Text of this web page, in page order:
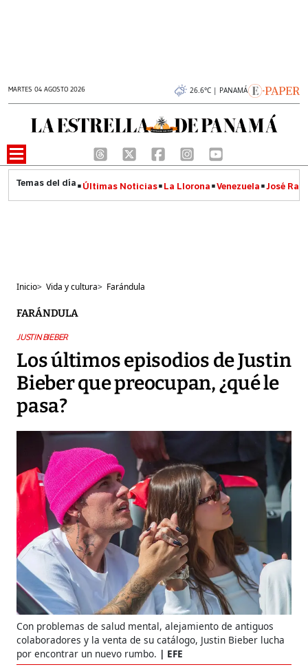
MARTES 04 AGOSTO 2026 26.6°C | PANAMÁ
Últimas Noticias La Llorona Venezuela José
Inicio> Vida y cultura> Farándula
FARÁNDULA
JUSTIN BIEBER
Los últimos episodios de Justin
Bieber que preocupan, ¿qué le
pasa?
Con problemas de salud mental, alejamiento de antiguos
colaboradores y la venta de su catálogo, Justin Bieber lucha
por encontrar un nuevo rumbo.
EFE